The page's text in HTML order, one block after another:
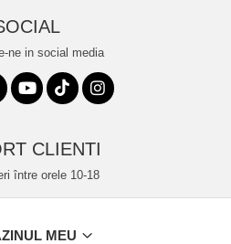
ne in social media
CLIENTI
între orele 10-18
MEU